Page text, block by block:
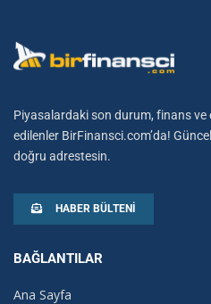
Piyasalardaki son durum, finans
edilenler BirFinansci.com’da!
doğru adrestesin.
HABER BÜLTENI
BAĞLANTILAR
Ana Sayfa